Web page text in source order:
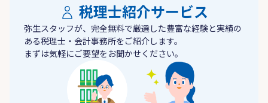
税理士紹介サービス
弥生スタッフが、完全無料で厳選した豊富な経験と実績の
ある税理士・会計事務所をご紹介します。
まずは気軽にご要望をお聞かせください。